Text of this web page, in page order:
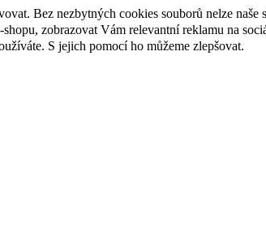
Bez nezbytných cookies souborů nelze naše
zobrazovat Vám relevantní reklamu na
S jejich pomocí ho můžeme zlepšovat.